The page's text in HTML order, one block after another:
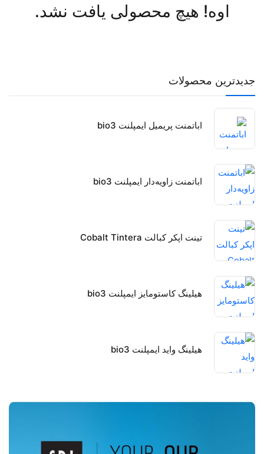
جدیدترین محصولات
اباتمنت پریمیل ایمپلنت bio3
اباتمنت زاویه‌دار ایمپلنت bio3
تینت اپکر کبالت Cobalt Tintera
هیلینگ کاستومایز ایمپلنت bio3
هیلینگ واید ایمپلنت bio3
اوه! هیچ محصولی یافت نشد.